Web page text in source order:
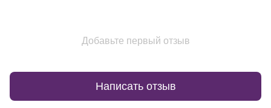
Добавьте первый отзыв
Написать отзыв